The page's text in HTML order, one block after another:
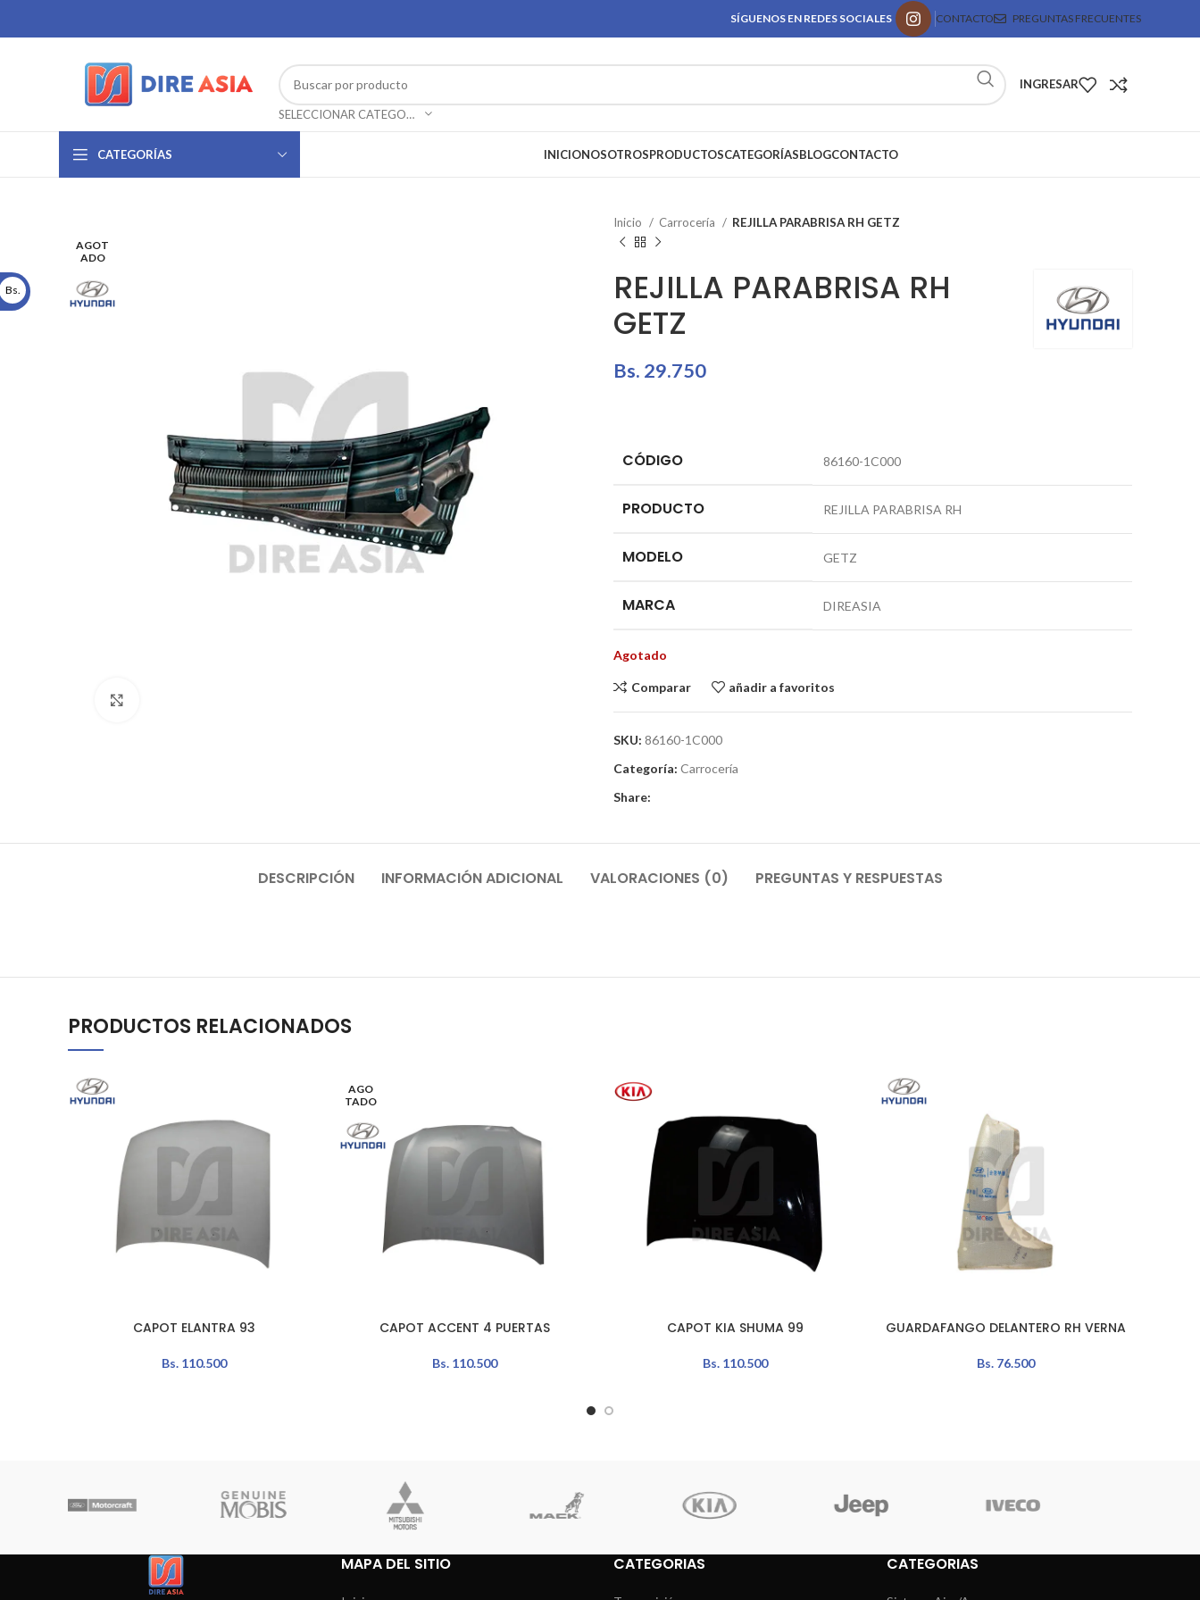
SÍGUENOS EN REDES SOCIALES CONTACTO PREGUNTAS FRECUENTES
SELECCIONAR CATEGORÍA
INGRESAR
CATEGORÍAS INICIONOSOTROSPRODUCTOSCATEGORÍASBLOGCONTACTO
AGOT
ADO
Inicio Carrocería REJILLA PARABRISA RH GETZ
REJILLA PARABRISA RH
GETZ
Bs. 29.750
CÓDIGO 86160-1C000
PRODUCTO REJILLA PARABRISA RH
MODELO GETZ
MARCA DIREASIA
Agotado
Comparar añadir a favoritos
SKU: 86160-1C000
Categoría: Carrocería
Share:
DESCRIPCIÓN INFORMACIÓN ADICIONAL VALORACIONES (0) PREGUNTAS Y RESPUESTAS
PRODUCTOS RELACIONADOS
AÑADIR AL CARRITOCAPOT ELANTRA 93
Bs. 110.500
AGO
TADO
LEER MÁSCAPOT ACCENT 4 PUERTAS
Bs. 110.500
AÑADIR AL CARRITO
CAPOT KIA SHUMA 99
Bs. 110.500
AÑADIR AL CARRITO
GUARDAFANGO DELANTERO RH VERNA
Bs. 76.500
MAPA DEL SITIO CATEGORIAS CATEGORIAS
Bs.